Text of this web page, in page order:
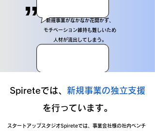
新規事業がなかなか花開かず、
モチベーション維持も難しいため
​人材が流出してしまう。
”
Spireteでは、 新規事業の独立支援
を行っています。
スタートアップスタジオSpireteでは、事業会社様の社内ベンチ